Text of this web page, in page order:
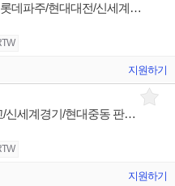
[명품 브랜드] 프라다(PRADA)코리아 롯데파주/현대대전/신세계여주 아울렛 판매사원 채용
지원하기
[명품 브랜드] 프라다 코리아 현대판교/신세계경기/현대중동 판매사원 & 스탁(Stock) 채용
지원하기